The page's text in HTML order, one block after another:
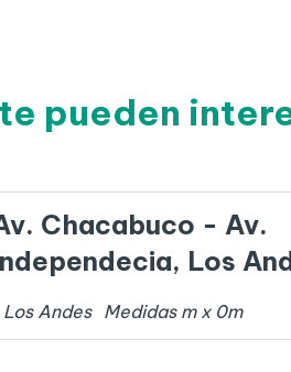
pueden
Chacabuco - Av.
Los
Los Andes Medidas m x 0m